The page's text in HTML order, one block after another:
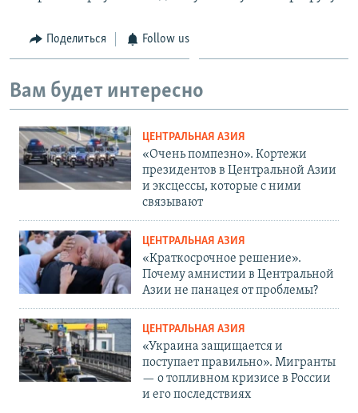
Поделиться Follow us
Вам будет интересно
ЦЕНТРАЛЬНАЯ АЗИЯ
«Очень помпезно». Кортежи
президентов в Центральной Азии
и эксцессы, которые с ними
связывают
ЦЕНТРАЛЬНАЯ АЗИЯ
«Краткосрочное решение».
Почему амнистии в Центральной
Азии не панацея от проблемы?
ЦЕНТРАЛЬНАЯ АЗИЯ
«Украина защищается и
поступает правильно». Мигранты
— о топливном кризисе в России
и его последствиях